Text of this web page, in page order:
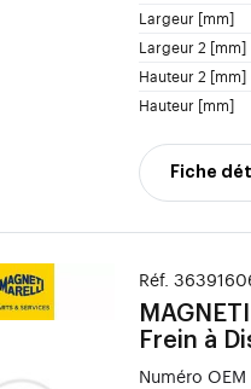
Largeur [mm]
Largeur 2 [mm]
Hauteur 2 [mm]
Hauteur [mm]
Fiche
Réf.
Frein à
Numéro OEM